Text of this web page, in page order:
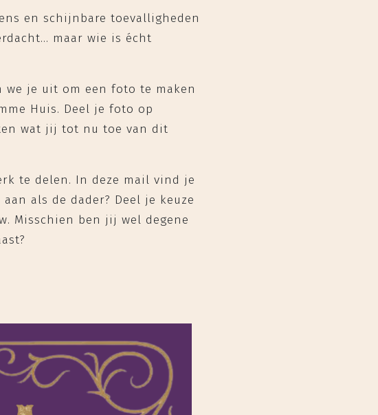
en schijnbare toevalligheden
maar wie is écht
we je uit om een foto te maken
Huis. Deel je foto op
wat jij tot nu toe van dit
te delen. In deze mail vind je
als de dader? Deel je keuze
Misschien ben jij wel degene